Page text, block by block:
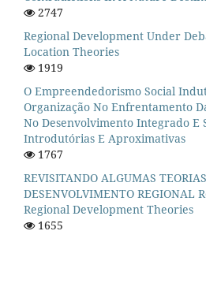
2747
Regional Development Under
Location Theories
1919
O Empreendedorismo Social
Organização No Enfrentamento
No Desenvolvimento Integrado E
Introdutórias E Aproximativas
1767
REVISITANDO ALGUMAS
DESENVOLVIMENTO REGIONAL
Regional Development Theories
1655